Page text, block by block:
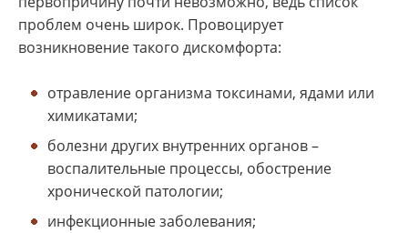
проблем очень широк. Провоцирует
возникновение такого дискомфорта:
отравление организма токсинами, ядами или
химикатами;
болезни других внутренних органов –
воспалительные процессы, обострение
хронической патологии;
инфекционные заболевания;